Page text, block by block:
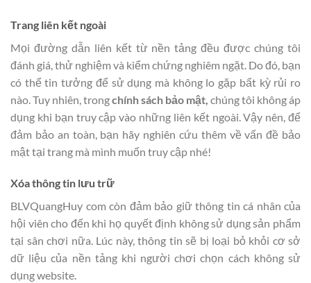
Trang liên kết ngoài
Mọi đường dẫn liên kết từ nền tảng đều được chúng tôi
đánh giá, thử nghiệm và kiểm chứng nghiêm ngặt. Do đó, bạn
có thể tin tưởng để sử dụng mà không lo gặp bất kỳ rủi ro
nào. Tuy nhiên, trongchính sách bảo mật, chúng tôi không áp
dụng khi bạn truy cập vào những liên kết ngoài. Vậy nên, để
đảm bảo an toàn, bạn hãy nghiên cứu thêm về vấn đề bảo
mật tại trang mà mình muốn truy cập nhé!
Xóa thông tin lưu trữ
BLVQuangHuy com còn đảm bảo giữ thông tin cá nhân của
hội viên cho đến khi họ quyết định không sử dụng sản phẩm
tại sân chơi nữa. Lúc này, thông tin sẽ bị loại bỏ khỏi cơ sở
dữ liệu của nền tảng khi người chơi chọn cách không sử
dụng website.